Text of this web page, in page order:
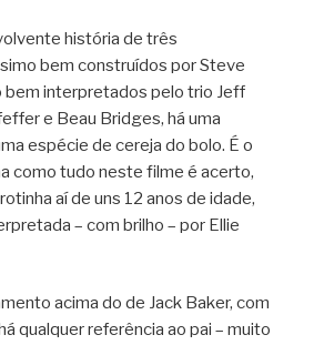
história de três
bem construídos por Steve
bem interpretados pelo trio Jeff
e Beau Bridges, há uma
espécie de cereja do bolo. É o
como tudo neste filme é acerto,
aí de uns 12 anos de idade,
– com brilho – por Ellie
acima do de Jack Baker, com
qualquer referência ao pai – muito